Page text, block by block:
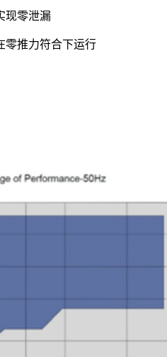
现零泄漏
零推力符合下运行